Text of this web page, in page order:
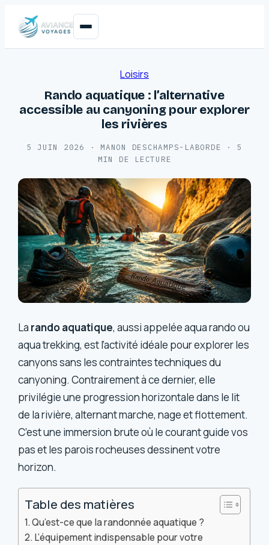
Loisirs
Rando aquatique : l’alternative
accessible au canyoning pour explorer
les rivières
5 JUIN 2026 · MANON DESCHAMPS-LABORDE ·
5
MIN DE LECTURE
La rando aquatique, aussi appelée aqua rando ou
aqua trekking, est l’activité idéale pour explorer les
canyons sans les contraintes techniques du
canyoning. Contrairement à ce dernier, elle
privilégie une progression horizontale dans le lit
de la rivière, alternant marche, nage et flottement.
C’est une immersion brute où le courant guide vos
pas et les parois rocheuses dessinent votre
horizon.
Table des matières
Qu’est-ce que la randonnée aquatique ?
L’équipement indispensable pour votre